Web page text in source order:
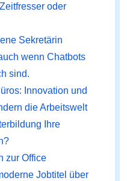
oder
Sekretärin
wenn Chatbots
sind.
Innovation und
die Arbeitswelt
Ihre
zur Office
Jobtitel über